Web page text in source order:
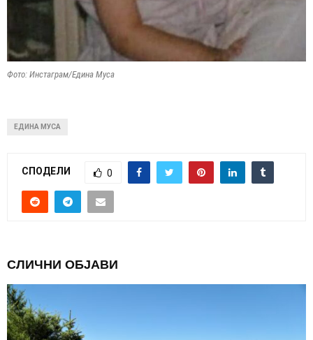
Фото: Инстаграм/Едина Муса
ЕДИНА МУСА
СПОДЕЛИ 0
СЛИЧНИ ОБЈАВИ